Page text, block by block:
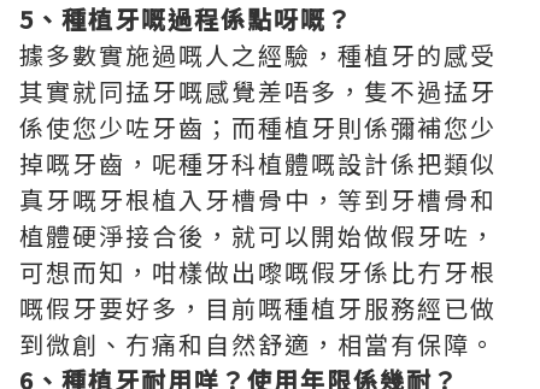
5 、種植牙嘅過程係點呀嘅？
據多數實施過嘅人之經驗，種植牙的感受
其實就同掹牙嘅感覺差唔多，隻不過掹牙
係使您少咗牙齒；而種植牙則係彌補您少
掉嘅牙齒，呢種牙科植體嘅設計係把類似
真牙嘅牙根植入牙槽骨中，等到牙槽骨和
植體硬淨接合後，就可以開始做假牙咗，
可想而知，咁樣做出嚟嘅假牙係比冇牙根
嘅假牙要好多，目前嘅種植牙服務經已做
到微創、冇痛和自然舒適，相當有保障。
6 、種植牙耐用咩？使用年限係幾耐？